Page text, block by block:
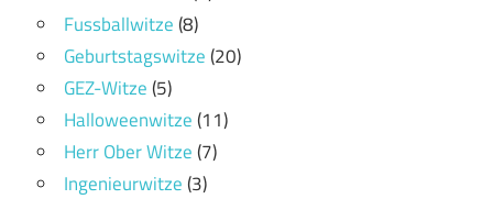
Fussballwitze(8)
Geburtstagswitze(20)
GEZ-Witze(5)
Halloweenwitze(11)
Herr Ober Witze(7)
Ingenieurwitze(3)